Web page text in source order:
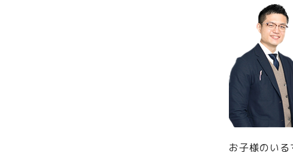
お子様のい